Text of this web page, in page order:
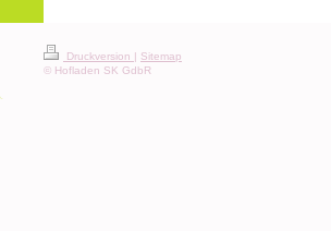
Druckversion
Sitemap
© Hofladen SK GdbR